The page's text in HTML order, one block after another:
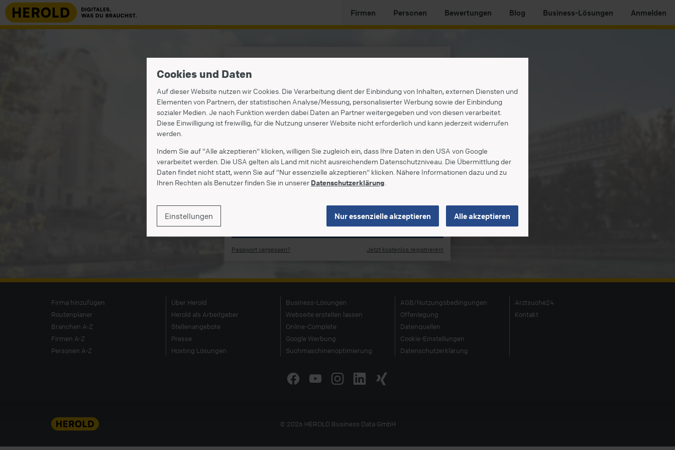
Cookies und Daten
Auf dieser Website nutzen wir Cookies. Die Verarbeitung dient der Einbindung von Inhalten, externen Diensten und
Elementen von Partnern, der statistischen Analyse/Messung, personalisierter Werbung sowie der Einbindung
sozialer Medien. Je nach Funktion werden dabei Daten an Partner weitergegeben und von diesen verarbeitet.
Diese Einwilligung ist freiwillig, für die Nutzung unserer Website nicht erforderlich und kann jederzeit widerrufen
werden.
Indem Sie auf "Alle akzeptieren" klicken, willigen Sie zugleich ein, dass Ihre Daten in den USA von Google
verarbeitet werden. Die USA gelten als Land mit nicht ausreichendem Datenschutzniveau. Die Übermittlung der
Daten findet nicht statt, wenn Sie auf "Nur essenzielle akzeptieren" klicken. Nähere Informationen dazu und zu
Ihren Rechten als Benutzer finden Sie in unserer Datenschutzerklärung
Alle akzeptieren
Nur essenzielle akzeptieren
Einstellungen
Firmen Personen Bewertungen Blog Business-Lösungen Anmelden
Angemeldet bleiben
in der aktuellen Fassung zu.
Anmelden
Passwort vergessen? Jetzt kostenlos registrieren!
Firma hinzufügen
Routenplaner
Branchen A-Z
Firmen A-Z
Personen A-Z
Über Herold
Herold als Arbeitgeber
Stellenangebote
Presse
Hosting Lösungen
Business-Lösungen
Webseite erstellen lassen
Online-Complete
Google Werbung
Suchmaschinenoptimierung
AGB/Nutzungsbedingungen
Offenlegung
Datenquellen
Cookie-Einstellungen
Datenschutzerklärung
Arztsuche24
Kontakt
© 2026 HEROLD Business Data GmbH